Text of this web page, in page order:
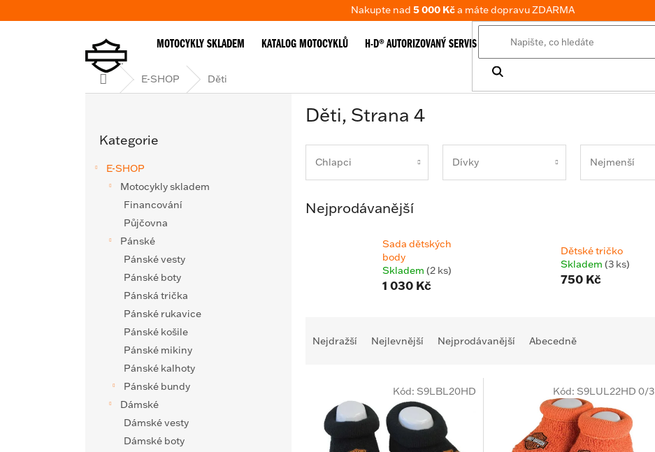
na
Nakupte nad 5 000 Kča máte dopravu ZDARMA
MOTOCYKLY SKLADEM KATALOG MOTOCYKLŮ H-D® AUTORIZOVANÝ SERVIS E-SHOP TABULKA VELIKOSTÍ
Domů E-SHOP Děti
kategorie
Kategorie
E-SHOP
Motocykly skladem
Financování
Půjčovna
Pánské
Pánské vesty
Pánské boty
Pánská trička
Pánské rukavice
Pánské košile
Pánské mikiny
Pánské kalhoty
Pánské bundy
Dámské
Dámské vesty
Dámské boty
Děti, Strana 4
Chlapci Dívky Nejmenší
Nejprodávanější
Sada dětských
body
Skladem (2 ks)
1 030 Kč
Dětské tričko
Skladem (3 ks)
750 Kč
Nejdražší Nejlevnější Nejprodávanější Abecedně
Kód: S9LBL20HD Kód: S9LUL22HD 0/3